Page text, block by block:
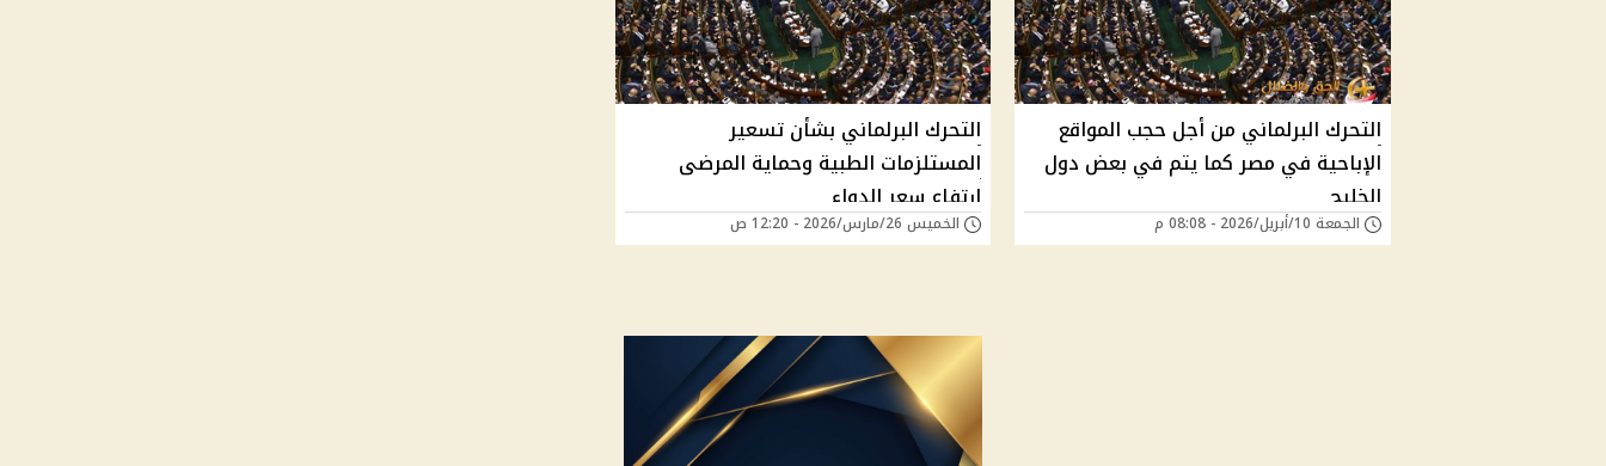
التحرك البرلماني من أجل حجب المواقع
الإباحية في مصر كما يتم في بعض دول
الخليج
الجمعة 10/أبريل/2026 - 08:08 م
التحرك البرلماني بشأن تسعير
المستلزمات الطبية وحماية المرضى
ارتفاع سعر الدواء
الخميس 26/مارس/2026 - 12:20 ص